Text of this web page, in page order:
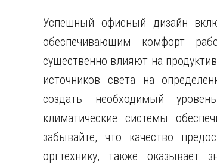
Успешный офисный дизайн
обеспечивающим комфорт
существенно влияют на
источников света на
создать необходимый
климатические системы
забывайте, что качество
оргтехнику, также оказывает